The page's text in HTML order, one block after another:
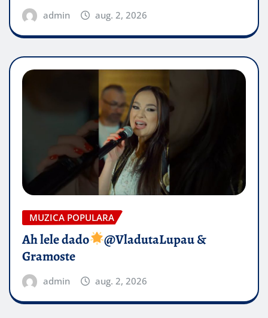
admin aug. 2, 2026
MUZICA POPULARA
Ah lele dado​
@VladutaLupau &
Gramoste
admin aug. 2, 2026